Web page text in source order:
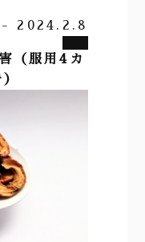
- 2024.2.8
（服用4カ